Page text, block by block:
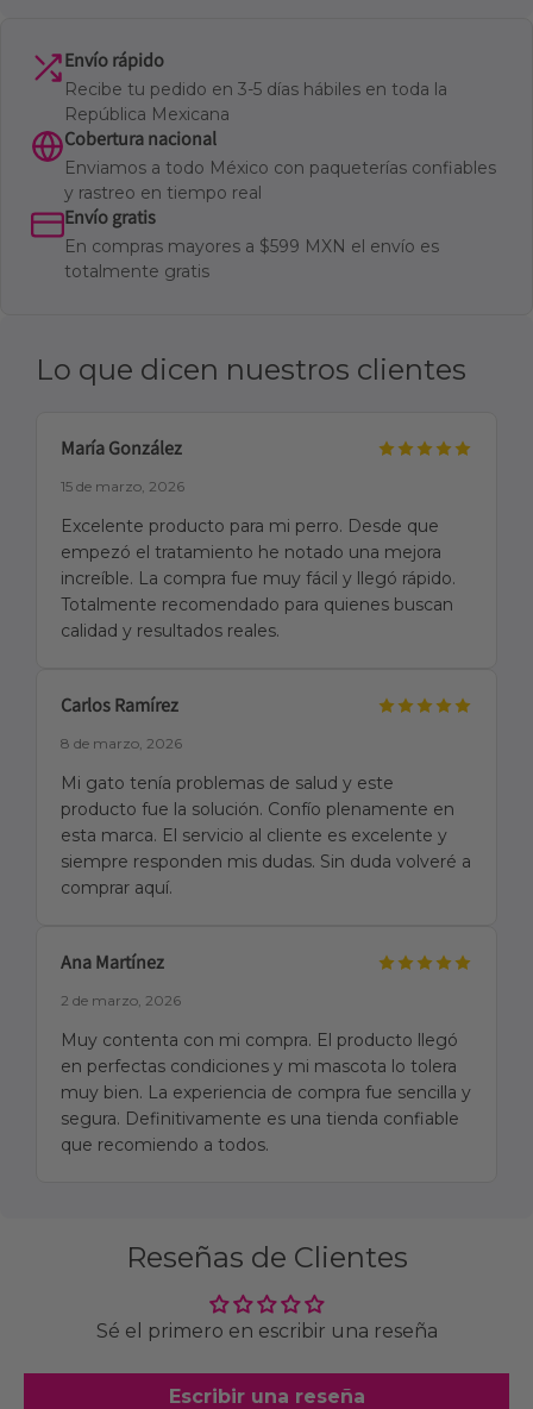
Envío rápido
Recibe tu pedido en 3-5 días hábiles en toda la
República Mexicana
Cobertura nacional
Enviamos a todo México con paqueterías confiables
y rastreo en tiempo real
Envío gratis
En compras mayores a $599 MXN el envío es
totalmente gratis
Lo que dicen nuestros clientes
María González
15 de marzo, 2026
Excelente producto para mi perro. Desde que
empezó el tratamiento he notado una mejora
increíble. La compra fue muy fácil y llegó rápido.
Totalmente recomendado para quienes buscan
calidad y resultados reales.
Carlos Ramírez
8 de marzo, 2026
Mi gato tenía problemas de salud y este
producto fue la solución. Confío plenamente en
esta marca. El servicio al cliente es excelente y
siempre responden mis dudas. Sin duda volveré a
comprar aquí.
Ana Martínez
2 de marzo, 2026
Muy contenta con mi compra. El producto llegó
en perfectas condiciones y mi mascota lo tolera
muy bien. La experiencia de compra fue sencilla y
segura. Definitivamente es una tienda confiable
que recomiendo a todos.
Reseñas de Clientes
Sé el primero en escribir una reseña
Escribir una reseña